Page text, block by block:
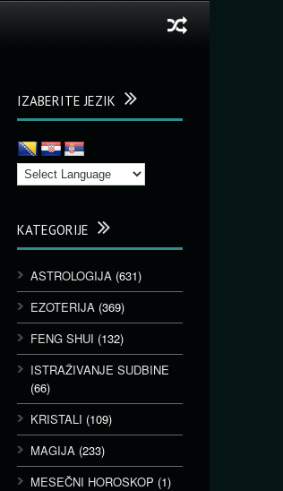
IZABERITE JEZIK
KATEGORIJE
ASTROLOGIJA (631)
EZOTERIJA (369)
FENG SHUI (132)
ISTRAŽIVANJE SUDBINE
(66)
KRISTALI (109)
MAGIJA (233)
MESEČNI HOROSKOP (1)